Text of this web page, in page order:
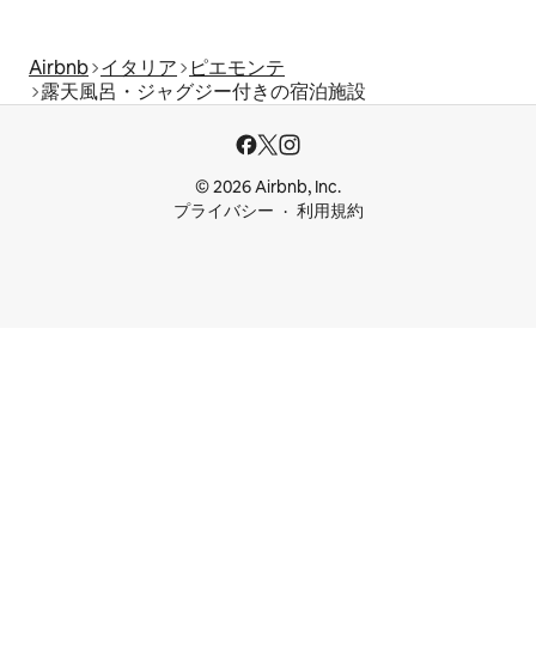
Airbnb イタリア
ピエモンテ
露天風呂・ジャグジー付きの宿泊施設
© 2026 Airbnb, Inc.
プライバシー
利用規約